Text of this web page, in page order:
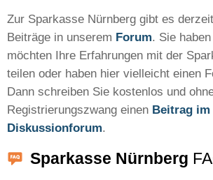
Zur Sparkasse Nürnberg gibt es
Beiträge in unserem Forum. Sie
möchten Ihre Erfahrungen mit der
teilen oder haben hier vielleicht einen
Dann schreiben Sie kostenlos und
Registrierungszwang einen Beitrag im
Diskussionforum.
Sparkasse Nürnberg